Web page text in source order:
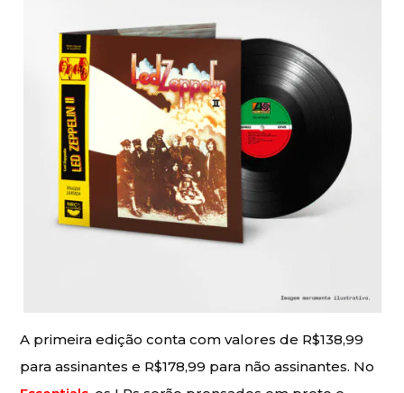
A primeira edição conta com valores de R$138,99
para assinantes e R$178,99 para não assinantes. No